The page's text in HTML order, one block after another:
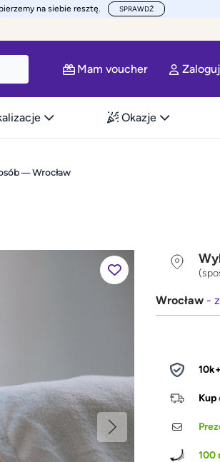
na siebie resztę. SPRAWDŹ
Mam voucher
Okazje
— Wrocław
Wrocław -
Kup
100